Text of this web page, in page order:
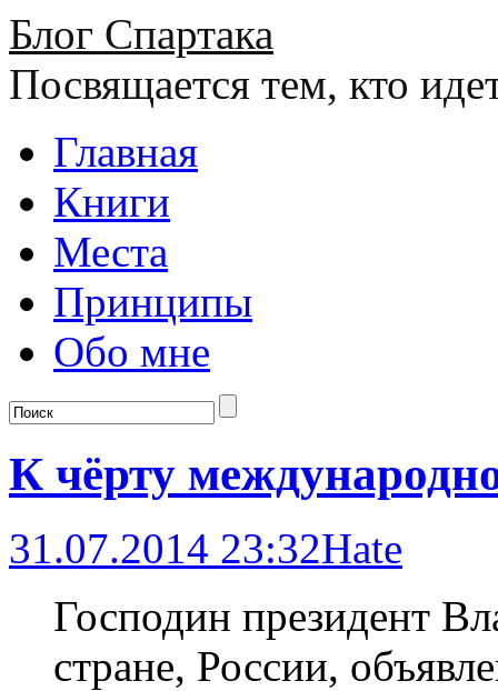
Блог Спартака
Посвящается тем, кто
Главная
Книги
Места
Принципы
Обо мне
К чёрту
31.07.2014 23:32Hate
Господин президент
стране, России,